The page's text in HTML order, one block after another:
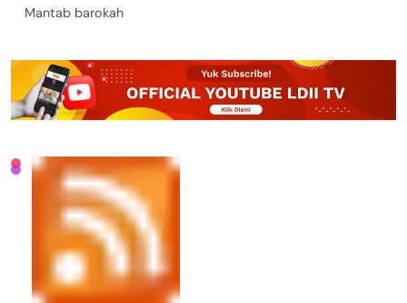
Mantab barokah